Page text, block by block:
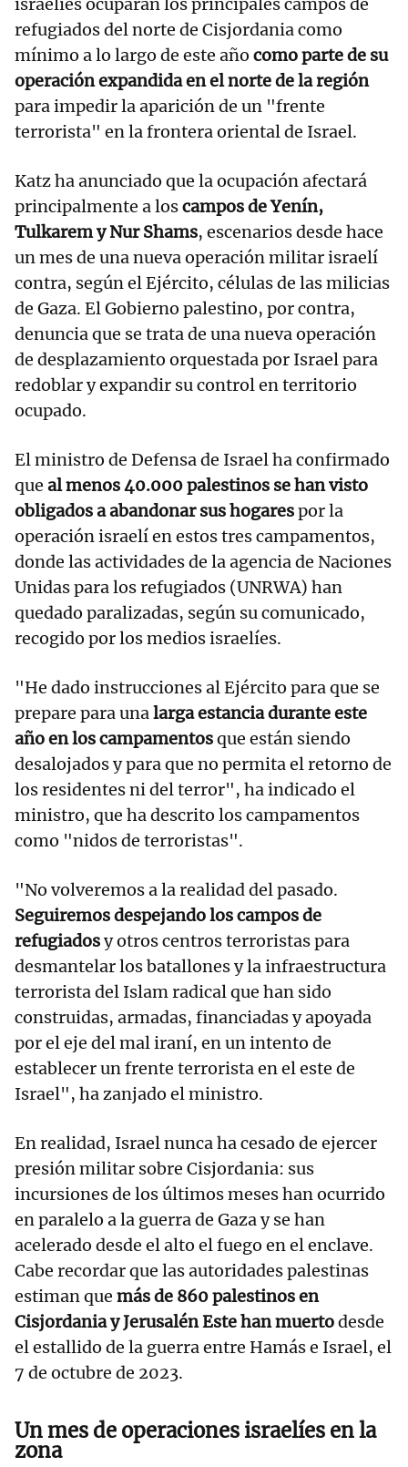
israelíes ocuparán los principales campos de
refugiados del norte de Cisjordania como
mínimo a lo largo de este año como parte de su
operación expandida en el norte de la región
para impedir la aparición de un "frente
terrorista" en la frontera oriental de Israel.
Katz ha anunciado que la ocupación afectará
principalmente a loscampos de Yenín,
Tulkarem y Nur Shams, escenarios desde hace
un mes de una nueva operación militar israelí
contra, según el Ejército, células de las milicias
de Gaza. El Gobierno palestino, por contra,
denuncia que se trata de una nueva operación
de desplazamiento orquestada por Israel para
redoblar y expandir su control en territorio
ocupado.
El ministro de Defensa de Israel ha confirmado
que al menos 40.000 palestinos se han visto
obligados a abandonar sus hogarespor la
operación israelí en estos tres campamentos,
donde las actividades de la agencia de Naciones
Unidas para los refugiados (UNRWA) han
quedado paralizadas, según su comunicado,
recogido por los medios israelíes.
"He dado instrucciones al Ejército para que se
prepare para unalarga estancia durante este
año en los campamentosque están siendo
desalojados y para que no permita el retorno de
los residentes ni del terror", ha indicado el
ministro, que ha descrito los campamentos
como "nidos de terroristas".
"No volveremos a la realidad del pasado.
Seguiremos despejando los campos de
refugiadosy otros centros terroristas para
desmantelar los batallones y la infraestructura
terrorista del Islam radical que han sido
construidas, armadas, financiadas y apoyada
por el eje del mal iraní, en un intento de
establecer un frente terrorista en el este de
Israel", ha zanjado el ministro.
En realidad, Israel nunca ha cesado de ejercer
presión militar sobre Cisjordania: sus
incursiones de los últimos meses han ocurrido
en paralelo a la guerra de Gaza y se han
acelerado desde el alto el fuego en el enclave.
Cabe recordar que las autoridades palestinas
estiman que más de 860 palestinos en
Cisjordania y Jerusalén Este han muertodesde
el estallido de la guerra entre Hamás e Israel, el
7 de octubre de 2023.
Un mes de operaciones israelíes en la
zona